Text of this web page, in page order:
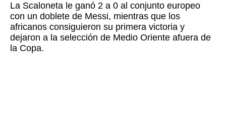
La Scaloneta le ganó 2 a 0 al conjunto europeo
con un doblete de Messi, mientras que los
africanos consiguieron su primera victoria y
dejaron a la selección de Medio Oriente afuera de
la Copa.